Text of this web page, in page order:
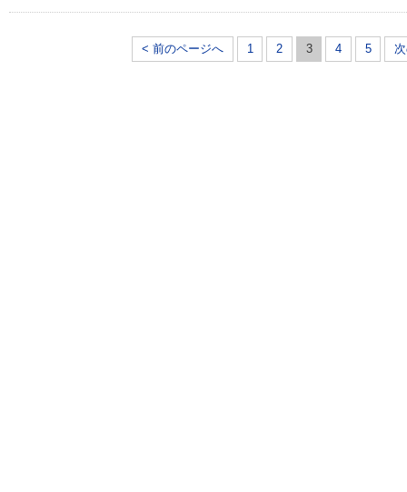
< 前のページへ 1 2 3 4 5